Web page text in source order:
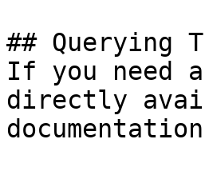
## Querying
If you need
directly